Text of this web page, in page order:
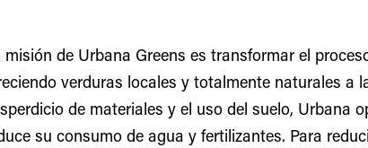
y
misión de Urbana Greens es transformar el
verduras locales y totalmente naturales a
de materiales y el uso del suelo, Urbana
su consumo de agua y fertilizantes. Para